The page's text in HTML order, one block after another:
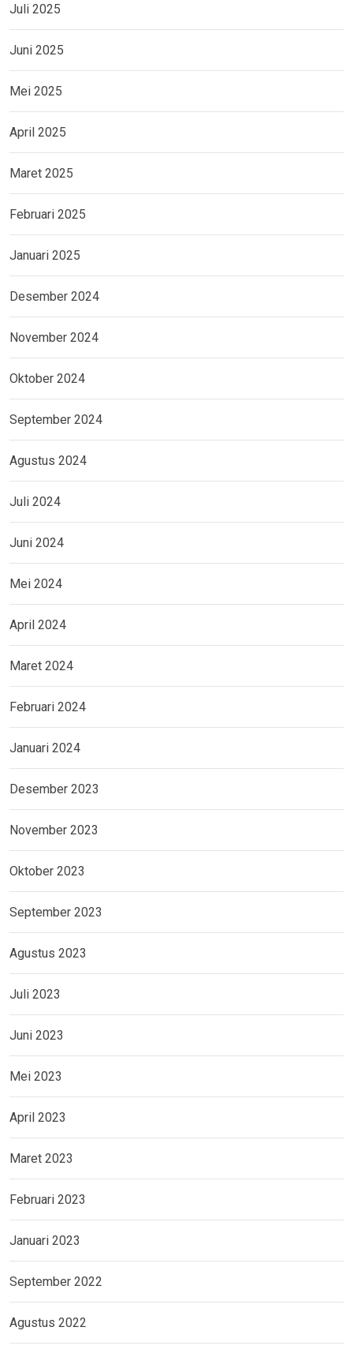
Juli 2025
Juni 2025
Mei 2025
April 2025
Maret 2025
Februari 2025
Januari 2025
Desember 2024
November 2024
Oktober 2024
September 2024
Agustus 2024
Juli 2024
Juni 2024
Mei 2024
April 2024
Maret 2024
Februari 2024
Januari 2024
Desember 2023
November 2023
Oktober 2023
September 2023
Agustus 2023
Juli 2023
Juni 2023
Mei 2023
April 2023
Maret 2023
Februari 2023
Januari 2023
September 2022
Agustus 2022